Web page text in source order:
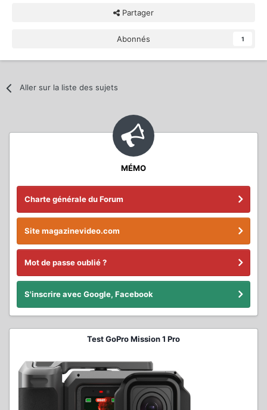
Partager
Abonnés 1
Aller sur la liste des sujets
MÉMO
Charte générale du Forum
Site magazinevideo.com
Mot de passe oublié ?
S'inscrire avec Google, Facebook
Test GoPro Mission 1 Pro